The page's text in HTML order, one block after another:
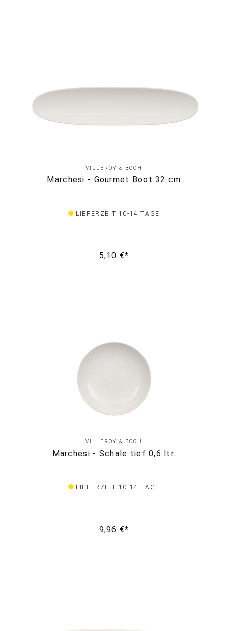
VILLEROY & BOCH
Marchesi - Gourmet Boot 32 cm
LIEFERZEIT 10-14 TAGE
5,10 €*
VILLEROY & BOCH
Marchesi - Schale tief 0,6 ltr.
LIEFERZEIT 10-14 TAGE
9,96 €*